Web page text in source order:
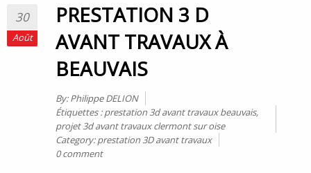
30
Août
PRESTATION 3 D
AVANT TRAVAUX À
BEAUVAIS
By:Philippe DELION
Étiquettes :prestation 3d avant travaux beauvais,
projet 3d avant travaux clermont sur oise
Category:prestation 3D avant travaux
0 comment